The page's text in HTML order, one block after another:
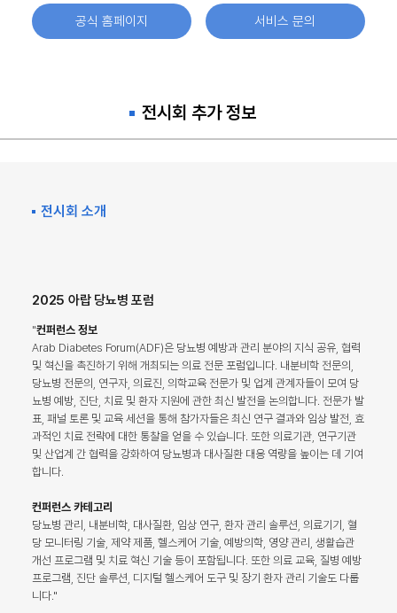
공식 홈페이지 서비스 문의
전시회 추가 정보
전시회 소개
2025 아랍 당뇨병 포럼
"컨퍼런스 정보
Arab Diabetes Forum(ADF)은 당뇨병 예방과 관리 분야의 지식 공유, 협력
및 혁신을 촉진하기 위해 개최되는 의료 전문 포럼입니다. 내분비학 전문의,
당뇨병 전문의, 연구자, 의료진, 의학교육 전문가 및 업계 관계자들이 모여 당
뇨병 예방, 진단, 치료 및 환자 지원에 관한 최신 발전을 논의합니다. 전문가 발
표, 패널 토론 및 교육 세션을 통해 참가자들은 최신 연구 결과와 임상 발전, 효
과적인 치료 전략에 대한 통찰을 얻을 수 있습니다. 또한 의료기관, 연구기관
및 산업계 간 협력을 강화하여 당뇨병과 대사질환 대응 역량을 높이는 데 기여
합니다.
컨퍼런스 카테고리
당뇨병 관리, 내분비학, 대사질환, 임상 연구, 환자 관리 솔루션, 의료기기, 혈
당 모니터링 기술, 제약 제품, 헬스케어 기술, 예방의학, 영양 관리, 생활습관
개선 프로그램 및 치료 혁신 기술 등이 포함됩니다. 또한 의료 교육, 질병 예방
프로그램, 진단 솔루션, 디지털 헬스케어 도구 및 장기 환자 관리 기술도 다룹
니다."